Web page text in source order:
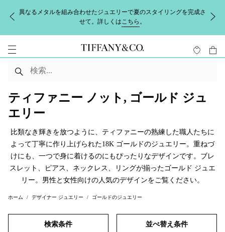
異なるメタルを組み合わせたジュエリーで夏のスタイリングを完成さ
せて。詳しくはこちら 。
ティファニー ノット, ゴールド ジュ
エリー
比類なき輝きを放つように、ティファニーの熟練した職人たちに
よって丁寧に作り上げられた18K ゴールドのジュエリー。重ねづ
けにも、一つで身に着けるのにもぴったりなデザインです。ブレ
スレット、ピアス、ネックレス、リングが揃ったゴールド ジュエ
リー。男性と女性向けの人気のデザインをご覧ください。
ホーム デザイナー ジュエリー ゴールドのジュエリー
検索条件 並べ替え条件